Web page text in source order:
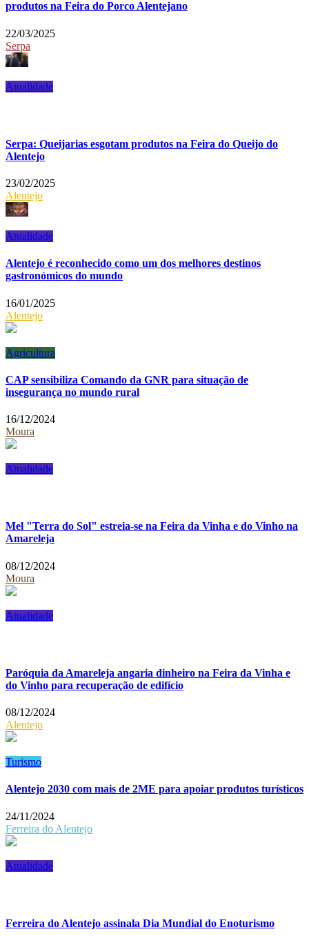
produtos na Feira do Porco Alentejano
22/03/2025
Serpa
Atualidade
Serpa: Queijarias esgotam produtos na Feira do Queijo do
Alentejo
23/02/2025
Alentejo
Atualidade
Alentejo é reconhecido como um dos melhores destinos
gastronómicos do mundo
16/01/2025
Alentejo
Agricultura
CAP sensibiliza Comando da GNR para situação de
insegurança no mundo rural
16/12/2024
Moura
Atualidade
Mel "Terra do Sol" estreia-se na Feira da Vinha e do Vinho na
Amareleja
08/12/2024
Moura
Atualidade
Paróquia da Amareleja angaria dinheiro na Feira da Vinha e
do Vinho para recuperação de edifício
08/12/2024
Alentejo
Turismo
Alentejo 2030 com mais de 2ME para apoiar produtos turísticos
24/11/2024
Ferreira do Alentejo
Atualidade
Ferreira do Alentejo assinala Dia Mundial do Enoturismo